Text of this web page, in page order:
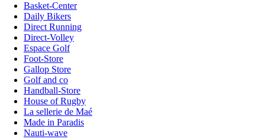
Basket-Center
Daily Bikers
Direct Running
Direct-Volley
Espace Golf
Foot-Store
Gallop Store
Golf and co
Handball-Store
House of Rugby
La sellerie de Maé
Made in Paradis
Nauti-wave